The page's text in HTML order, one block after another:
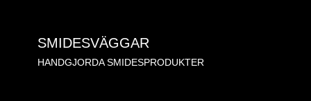
SMIDESVÄGGAR
HANDGJORDA SMIDESPRODUKTER